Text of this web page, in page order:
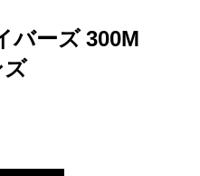
バーズ 300M
ズ